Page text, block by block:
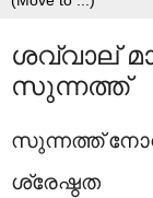
ശവ്വാല്
സുന്നത്ത്
സുന്നത്ത്
ശ്രേഷ്ഠത